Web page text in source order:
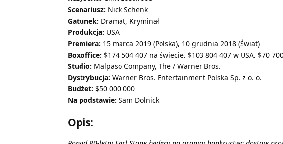
Scenariusz: Nick Schenk
Gatunek: Dramat, Kryminał
Produkcja: USA
Premiera: 15 marca 2019 (Polska), 10 grudnia 2018 (Świat)
Boxoffice: $174 504 407 na świecie, $103 804 407 w USA, $70
Studio: Malpaso Company, The / Warner Bros.
Dystrybucja: Warner Bros. Entertainment Polska Sp. z o. o.
Budżet: $50 000 000
Na podstawie: Sam Dolnick
Opis: